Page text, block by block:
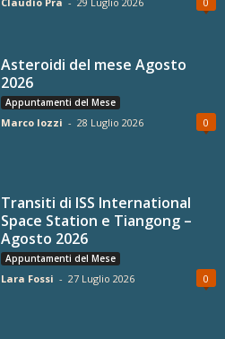
Asteroidi del mese Agosto
2026
Appuntamenti del Mese
Marco Iozzi - 28 Luglio 2026 0
Transiti di ISS International
Space Station e Tiangong –
Agosto 2026
Appuntamenti del Mese
Lara Fossi - 27 Luglio 2026 0